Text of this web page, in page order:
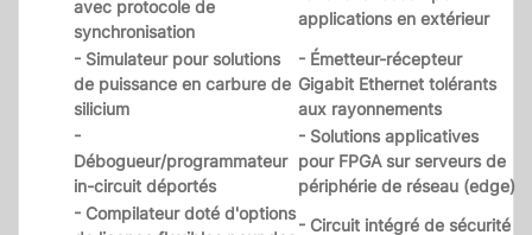
avec protocole de
synchronisation
applications en extérieur
- Simulateur pour solutions
de puissance en carbure de
silicium
- Émetteur-récepteur
Gigabit Ethernet tolérants
aux rayonnements
-
Débogueur/programmateur
in-circuit déportés
- Solutions applicatives
pour FPGA sur serveurs de
périphérie de réseau (edge)
- Compilateur doté d'options
- Circuit intégré de sécurité